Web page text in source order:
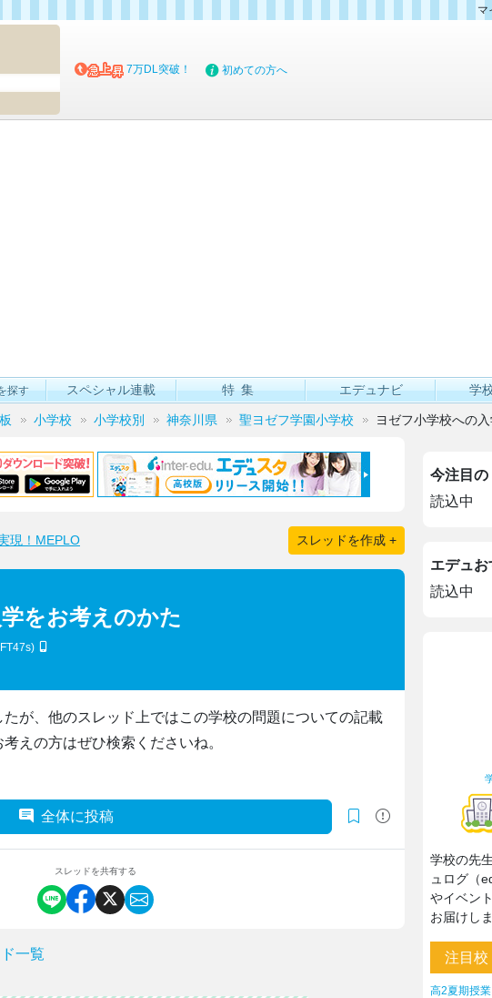
マ
7万DL突破！ 初めての方へ
探す スペシャル連載 特集 エデュナビ 学
小学校 小学校別 神奈川県 聖ヨゼフ学園小学校 ヨゼフ小学校への
現！MEPLO スレッドを作成 +
をお考えのかた
が、他のスレッド上ではこの学校の問題についての記載
えの方はぜひ検索くださいね。
全体に投稿
スレッドを共有する
一覧
今注目の
読込中
エデュ
読込中
学校の先
ュログ（
やイベン
お届けしま
注目校
高2夏期授業